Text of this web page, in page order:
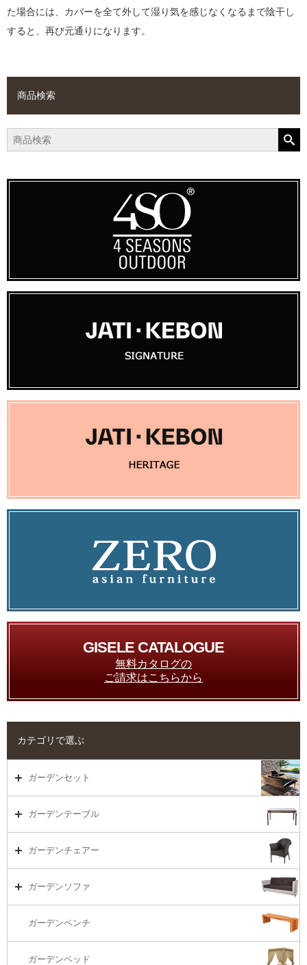
た場合には、カバーを全て外して湿り気を感じなくなるまで陰干し
すると、再び元通りになります。
商品検索
GISELE CATALOGUE
無料カタログの
ご請求はこちらから
カテゴリで選ぶ
ガーデンセット
ガーデンセット（海外在庫）
リビング・ソファ
ラウンジ・ベッド
ガーデンテーブル
ガーデンテーブルTOP
ダイニングテーブル
コーヒーテーブル
ガーデンチェアー
ガーデンチェアーTOP
ダイニングチェアー
ガーデンソファ
ガーデンソファTOP
ガーデンベンチ
ガーデンベッド